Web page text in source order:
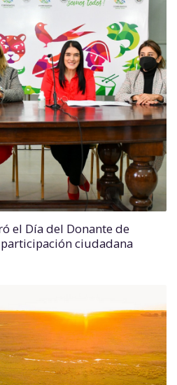
el Día del Donante de
ciudadana